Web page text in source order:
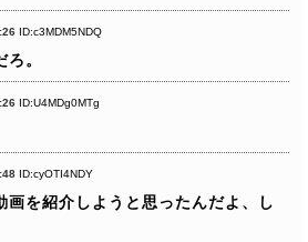
ID:c3MDM5NDQ
。
ID:U4MDg0MTg
ID:cyOTI4NDY
画を紹介しようと思ったんだよ、し